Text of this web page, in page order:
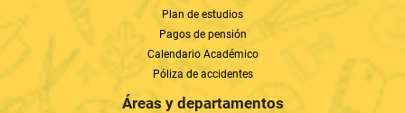
Calendario Académico
Póliza de accidentes
Áreas y departamentos
Secretaría Académica